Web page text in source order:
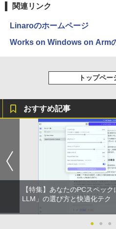
関連リンク
Linaroのホームページ
Works on Windows on Arm
トップペー
おすすめ記事
【特集】あなたのPCスペッ
LLM」の選び方と快適化テク
● ● ●